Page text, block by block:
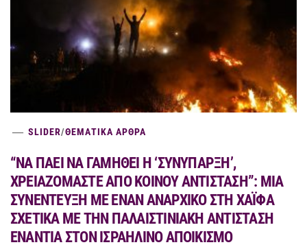
SLIDER/ΘΕΜΑΤΙΚΑ ΑΡΘΡΑ
“ΝΑ ΠΑΕΙ ΝΑ ΓΑΜΗΘΕΙ Η ‘ΣΥΝΥΠΑΡΞΗ’,
ΧΡΕΙΑΖΟΜΑΣΤΕ ΑΠΟ ΚΟΙΝΟΥ ΑΝΤΙΣΤΑΣΗ”: ΜΙΑ
ΣΥΝΕΝΤΕΥΞΗ ΜΕ ΕΝΑΝ ΑΝΑΡΧΙΚΟ ΣΤΗ ΧΑΪΦΑ
ΣΧΕΤΙΚΑ ΜΕ ΤΗΝ ΠΑΛΑΙΣΤΙΝΙΑΚΗ ΑΝΤΙΣΤΑΣΗ
ΕΝΑΝΤΙΑ ΣΤΟΝ ΙΣΡΑΗΛΙΝΟ ΑΠΟΙΚΙΣΜΟ